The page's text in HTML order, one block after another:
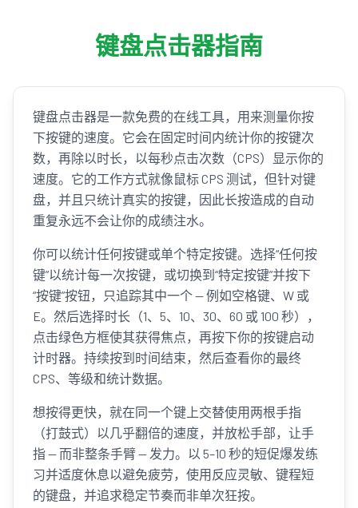
键盘点击器指南
键盘点击器是一款免费的在线工具，用来测量你按
下按键的速度。它会在固定时间内统计你的按键次
数，再除以时长，以每秒点击次数（CPS）显示你的
速度。它的工作方式就像鼠标 CPS 测试，但针对键
盘，并且只统计真实的按键，因此长按造成的自动
重复永远不会让你的成绩注水。
你可以统计任何按键或单个特定按键。选择“任何按
键”以统计每一次按键，或切换到“特定按键”并按下
“按键”按钮，只追踪其中一个 — 例如空格键、W 或
E。然后选择时长（1、5、10、30、60 或 100 秒），
点击绿色方框使其获得焦点，再按下你的按键启动
计时器。持续按到时间结束，然后查看你的最终
CPS、等级和统计数据。
想按得更快，就在同一个键上交替使用两根手指
（打鼓式）以几乎翻倍的速度，并放松手部，让手
指 — 而非整条手臂 — 发力。以 5–10 秒的短促爆发练
习并适度休息以避免疲劳，使用反应灵敏、键程短
的键盘，并追求稳定节奏而非单次狂按。